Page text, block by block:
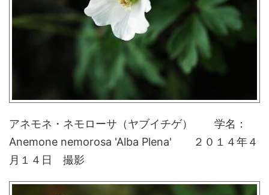
アネモネ・ネモローサ（ヤブイチゲ） 学名：
Anemone nemorosa 'Alba Plena' ２０１４年４
月１４日 撮影